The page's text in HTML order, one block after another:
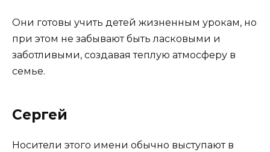
Они готовы учить детей жизненным урокам, но
при этом не забывают быть ласковыми и
заботливыми, создавая теплую атмосферу в
семье.
Сергей
Носители этого имени обычно выступают в